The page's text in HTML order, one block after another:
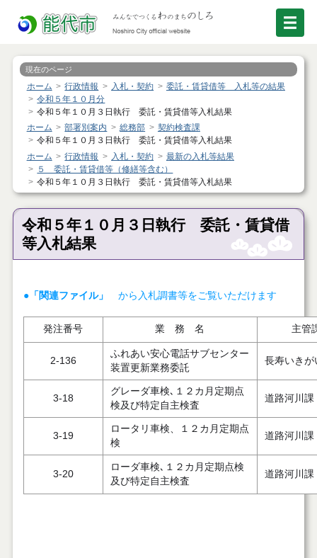
現在のページ
ホーム 行政情報 入札・契約
委託・賃貸借等 入札等の結果
令和５年１０月分
令和５年１０月３日執行 委託・賃貸借等入札結果
ホーム
部署別案内 総務部
契約検査課
令和５年１０月３日執行 委託・賃貸借等入札結果
ホーム
行政情報 入札・契約
最新の入札等結果
５ 委託・賃貸借等（修繕等含む）
令和５年１０月３日執行 委託・賃貸借等入札結果
令和５年１０月３日執行 委託・賃貸借
等入札結果
●「関連ファイル」 から入札調書等をご覧いただけます
発注番号 業 務 名 主管
2-136
ふれあい安心電話サブセンター
装置更新業務委託
長寿いきが
3-18
グレーダ車検､１２カ月定期点
検及び特定自主検査
道路河川課
3-19
ロータリ車検、１２カ月定期点
検
道路河川課
3-20
ローダ車検､１２カ月定期点検
及び特定自主検査
道路河川課